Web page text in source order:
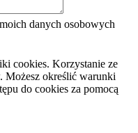
danych osobowych
cookies. Korzystanie ze
Możesz określić warunki
do cookies za pomocą